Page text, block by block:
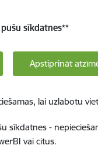
sīkdatnes**
Apstiprināt
lai uzlabotu
sīkdatnes -
vai citus.